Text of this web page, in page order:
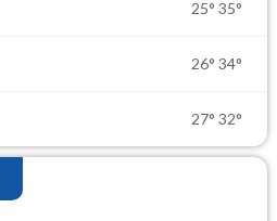
25° 35°
26° 34°
27° 32°